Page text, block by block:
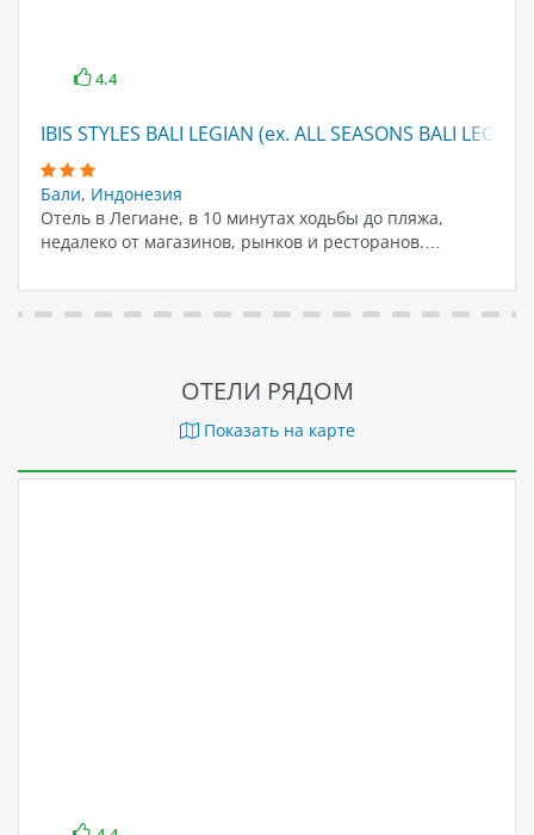
4.4
IBIS STYLES BALI LEGIAN (ex. ALL SEASONS BALI LEGIAN)
Бали, Индонезия
Отель в Легиане, в 10 минутах ходьбы до пляжа,
недалеко от магазинов, рынков и ресторанов.…
ОТЕЛИ РЯДОМ
Показать на карте